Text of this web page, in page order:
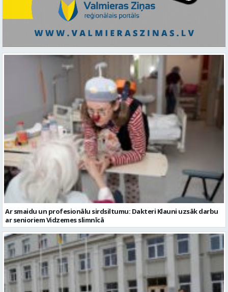
Ar smaidu un profesionālu sirdsiltumu: Dakteri Klauni uzsāk darbu
ar senioriem Vidzemes slimnīcā